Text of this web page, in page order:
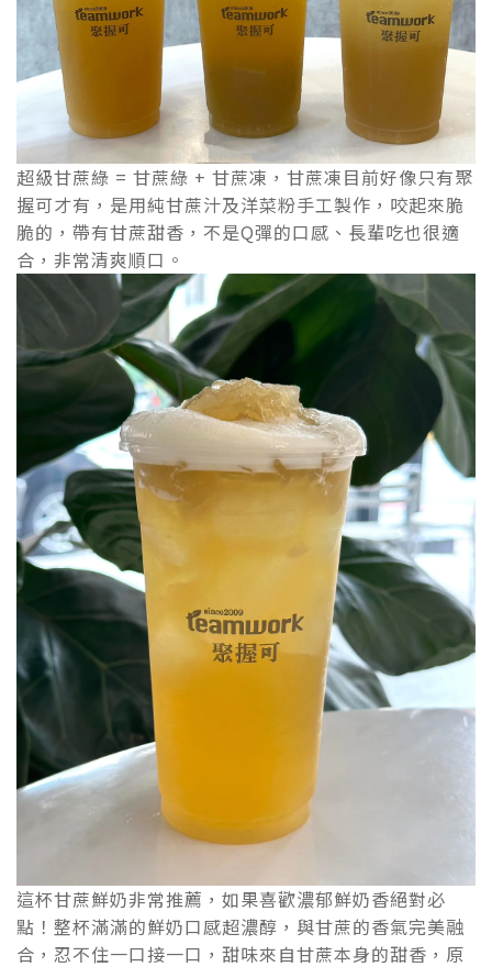
超級甘蔗綠 = 甘蔗綠 + 甘蔗凍，甘蔗凍目前好像只有聚
握可才有，是用純甘蔗汁及洋菜粉手工製作，咬起來脆
脆的，帶有甘蔗甜香，不是Q彈的口感、長輩吃也很適
合，非常清爽順口。
這杯甘蔗鮮奶非常推薦，如果喜歡濃郁鮮奶香絕對必
點！整杯滿滿的鮮奶口感超濃醇，與甘蔗的香氣完美融
合，忍不住一口接一口，甜味來自甘蔗本身的甜香，原